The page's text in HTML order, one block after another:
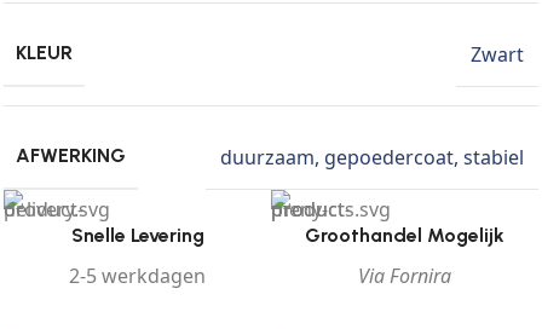
KLEUR Zwart
AFWERKING duurzaam, gepoedercoat, stabiel
Snelle Levering
2-5 werkdagen
Groothandel Mogelijk
Via Fornira